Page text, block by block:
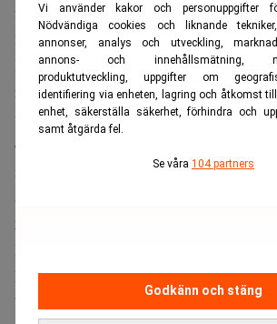
Vi använder kakor och personuppgifter
Nödvändiga cookies och liknande
annonser, analys och utveckling,
annons- och innehållsmätning,
produktutveckling, uppgifter om
identifiering via enheten, lagring och åtkomst
enhet, säkerställa säkerhet, förhindra och
samt åtgärda fel.
Se våra 104 partners
Godkänn och stäng
föremål för prövning hos Swedsec trots
2021 fick en varning av
Disciplinnämnden bedömde att de
regelöverträdelserna tillsammans med
varningen var sådana att påföljden
en återkallelse men att återkallelsen
med hänsyn till hur det fungerat på
av ärendena beretts i samråd med chefen.
2024:09 Swedsec varnar rådgivare
Rådgivaren har i strid med företagets
kundkännedom och
betalning till ett högriskland på uppdrag